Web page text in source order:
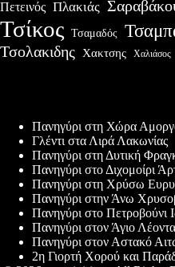
Πετεινός Πλακιάς
Τσίκος Τσαμαδός
Τσολακιδης Χακτσης Χαλιάσος
Πανηγύρι στη Χώρα
Γλέντι στα Λιρά Λακωνίας
Πανηγύρι στη Δυτική
Πανηγύρι στο Διχομοίρι
Πανηγύρι στη Χρύσω
Πανηγύρι στην Άνω
Πανηγύρι στο Πετροβούνι
Πανηγύρι στον Άγιο
Πανηγύρι στον Αστακό
2η Γιορτή Χορού και